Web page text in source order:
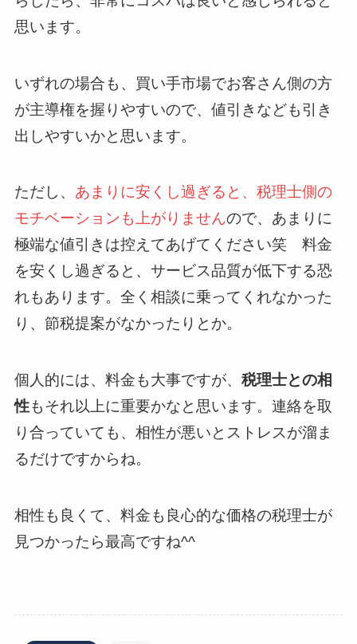
思います。
いずれの場合も、買い手市場でお客さん側の方
が主導権を握りやすいので、値引きなども引き
出しやすいかと思います。
ただし、 あまりに安くし過ぎると、税理士側の
モチベーションも上がりませんので、あまりに
極端な値引きは控えてあげてください笑 料金
を安くし過ぎると、サービス品質が低下する恐
れもあります。全く相談に乗ってくれなかった
り、節税提案がなかったりとか。
個人的には、料金も大事ですが、 税理士との相
性もそれ以上に重要かなと思います。連絡を取
り合っていても、相性が悪いとストレスが溜ま
るだけですからね。
相性も良くて、料金も良心的な価格の税理士が
見つかったら最高ですね^^